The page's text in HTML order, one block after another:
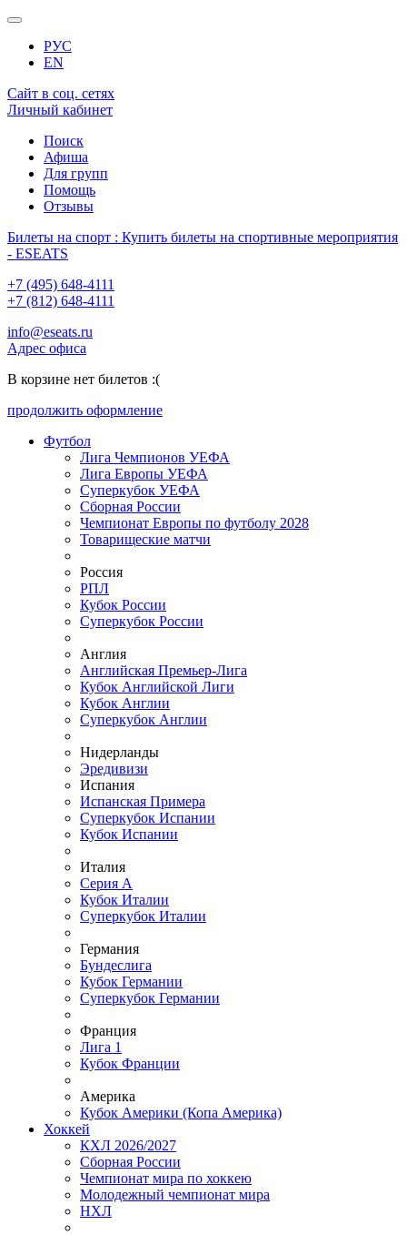
РУС
EN
Сайт в соц. сетях
Личный кабинет
Поиск
Афиша
Для групп
Помощь
Отзывы
Билеты на спорт : Купить билеты на спортивные мероприятия
- ESEATS
+7 (495) 648-4111
+7 (812) 648-4111
info@eseats.ru
Адрес офиса
В корзине нет билетов :(
продолжить оформление
Футбол
Лига Чемпионов УЕФА
Лига Европы УЕФА
Суперкубок УЕФА
Сборная России
Чемпионат Европы по футболу 2028
Товарищеские матчи
Россия
РПЛ
Кубок России
Суперкубок России
Англия
Английская Премьер-Лига
Кубок Английской Лиги
Кубок Англии
Суперкубок Англии
Нидерланды
Эредивизи
Испания
Испанская Примера
Суперкубок Испании
Кубок Испании
Италия
Серия А
Кубок Италии
Суперкубок Италии
Германия
Бундеслига
Кубок Германии
Суперкубок Германии
Франция
Лига 1
Кубок Франции
Америка
Кубок Америки (Копа Америка)
Хоккей
КХЛ 2026/2027
Сборная России
Чемпионат мира по хоккею
Молодежный чемпионат мира
НХЛ